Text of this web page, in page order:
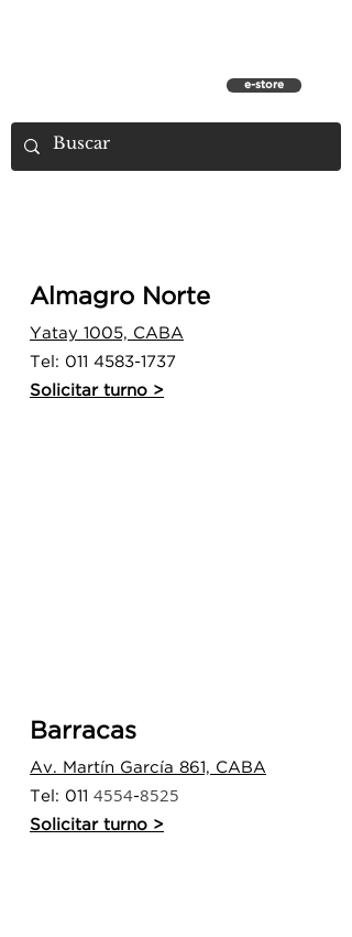
e-store
Almagro Norte
Yatay 1005, CABA
Tel: 011 4583-1737
Solicitar turno >
Barracas
Av. Martín García 861, CABA
Tel: 011 4554-8525
Solicitar turno >